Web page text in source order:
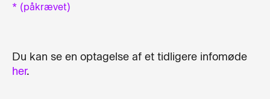
* (påkrævet)
Du kan se en optagelse af et tidligere infomøde
her.